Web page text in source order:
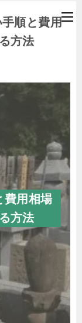
順と費用
方法
費用相場
方法